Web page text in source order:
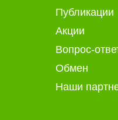
Публикации
Акции
Вопрос-
Обмен
Наши